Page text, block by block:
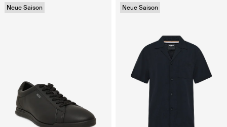
Neue Saison Neue Saison